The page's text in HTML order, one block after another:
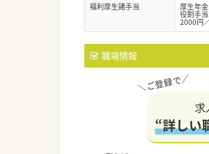
福利厚生諸手当
厚生年
役割手
2000円
職場情報
求
“詳しい